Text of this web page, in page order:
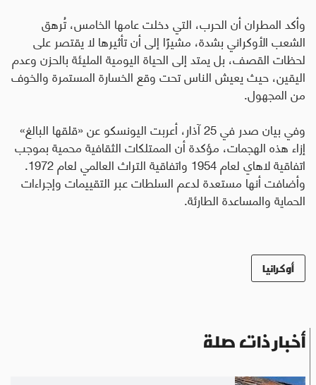
وأكد المطران أن الحرب، التي دخلت عامها الخامس، تُرهق
الشعب الأوكراني بشدة، مشيرًا إلى أن تأثيرها لا يقتصر على
لحظات القصف، بل يمتد إلى الحياة اليومية المليئة بالحزن وعدم
اليقين، حيث يعيش الناس تحت وقع الخسارة المستمرة والخوف
من المجهول.
وفي بيان صدر في 25 آذار، أعربت اليونسكو عن «قلقها البالغ»
إزاء هذه الهجمات، مؤكدة أن الممتلكات الثقافية محمية بموجب
اتفاقية لاهاي لعام 1954 واتفاقية التراث العالمي لعام 1972 .
وأضافت أنها مستعدة لدعم السلطات عبر التقييمات وإجراءات
الحماية والمساعدة الطارئة.
أوكرانيا
أخبار ذات صلة